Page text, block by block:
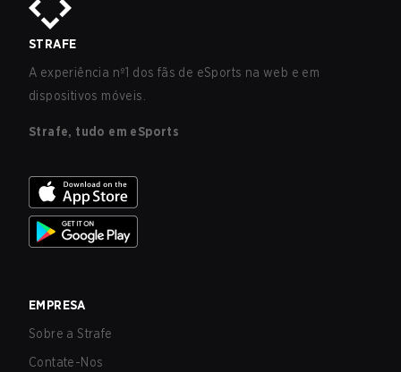
STRAFE
A experiência nº1 dos fãs de eSports na web e em
dispositivos móveis.
Strafe, tudo em eSports
EMPRESA
Sobre a Strafe
Contate-Nos